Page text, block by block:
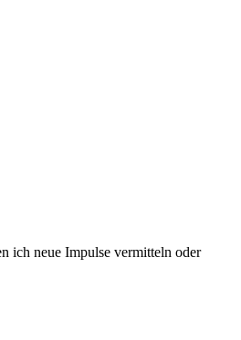
ich neue Im­pul­se vermitteln oder